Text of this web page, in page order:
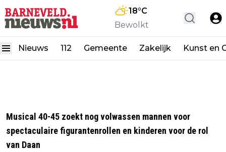
18°C
Bewolkt
Nieuws 112 Gemeente Zakelijk Kunst en
Musical 40-45 zoekt nog volwassen mannen voor
spectaculaire figurantenrollen en kinderen voor de rol
van Daan